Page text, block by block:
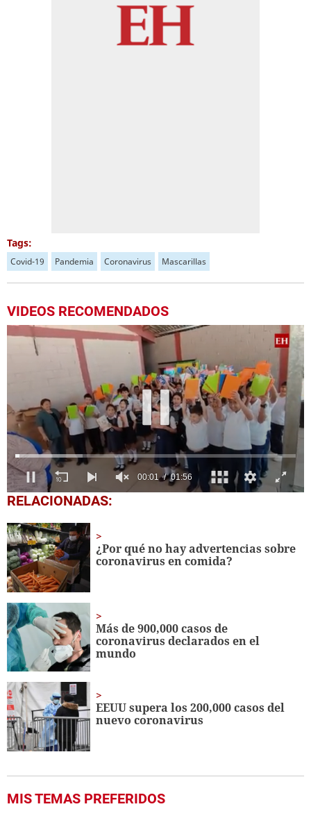
Tags:
Covid-19 Pandemia Coronavirus Mascarillas
VIDEOS RECOMENDADOS
0
seconds
1
minute,
56
seconds
00:03 01:56
RELACIONADAS:
¿Por qué no hay advertencias sobre
coronavirus en comida?
Más de 900,000 casos de
coronavirus declarados en el
mundo
EEUU supera los 200,000 casos del
nuevo coronavirus
MIS TEMAS PREFERIDOS